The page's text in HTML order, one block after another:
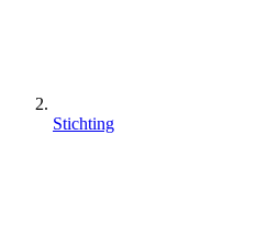
Stichting